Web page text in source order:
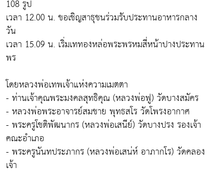
108 รูป
เวลา 12.00 น. ขอเชิญสาธุชนร่วมรับประทานอาหารกลาง
วัน
เวลา 15.09 น. เริ่มเททองหล่อพระพรหมสี่หน้าปางประทาน
พร
โดยหลวงพ่อเทพเจ้าแห่งความเมตตา
- ท่านเจ้าคุณพระมงคลสุทธิคุณ (หลวงพ่อฟู) วัดบางสมัคร
- หลวงพ่อพระอาจารย์สมชาย พุทธสโร วัดโพรงอากาศ
- พระครูโชติพัฒนากร (หลวงพ่อเสนีย์) วัดบางปรง รองเจ้า
คณะอำเภอ
- พระครูนันทประภากร (หลวงพ่อเสน่ห์ อาภากโร) วัดคลอง
เจ้า